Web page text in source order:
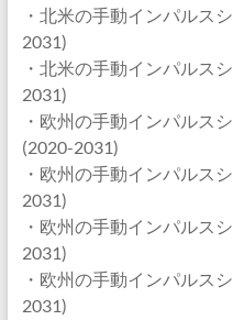
・北米の手動インパルス
2031)
・北米の手動インパルス
2031)
・欧州の手動インパルス
(2020-2031)
・欧州の手動インパルス
2031)
・欧州の手動インパルス
2031)
・欧州の手動インパルス
2031)